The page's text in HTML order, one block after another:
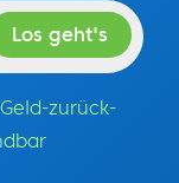
zurück-